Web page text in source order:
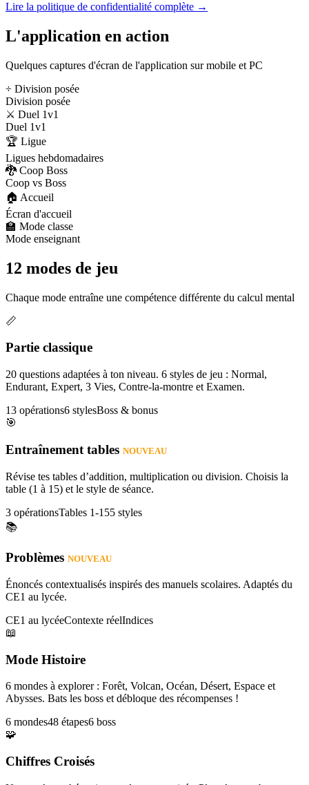
Lire la politique de confidentialité complète →
L'application en action
Quelques captures d'écran de l'application sur mobile et PC
÷ Division posée
Division posée
⚔️ Duel 1v1
Duel 1v1
🏆 Ligue
Ligues hebdomadaires
🐉 Coop Boss
Coop vs Boss
🏠 Accueil
Écran d'accueil
🏫 Mode classe
Mode enseignant
12 modes de jeu
Chaque mode entraîne une compétence différente du calcul mental
📏
Partie classique
20 questions adaptées à ton niveau. 6 styles de jeu : Normal,
Endurant, Expert, 3 Vies, Contre-la-montre et Examen.
13 opérations6 stylesBoss & bonus
🎯
Entraînement tables NOUVEAU
Révise tes tables d’addition, multiplication ou division. Choisis la
table (1 à 15) et le style de séance.
3 opérationsTables 1-155 styles
📚
Problèmes NOUVEAU
Énoncés contextualisés inspirés des manuels scolaires. Adaptés du
CE1 au lycée.
CE1 au lycéeContexte réelIndices
📖
Mode Histoire
6 mondes à explorer : Forêt, Volcan, Océan, Désert, Espace et
Abysses. Bats les boss et débloque des récompenses !
6 mondes48 étapes6 boss
🧩
Chiffres Croisés